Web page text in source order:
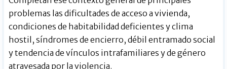
problemas las dificultades de acceso a vivienda,
condiciones de habitabilidad deficientes y clima
hostil, síndromes de encierro, débil entramado social
y tendencia de vínculos intrafamiliares y de género
atravesada por la violencia.